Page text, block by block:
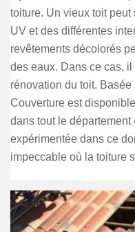
toiture. Un vieux toit
UV et des différentes
revêtements décolorés
des eaux. Dans ce cas,
rénovation du toit. Basée
Couverture est
dans tout le
expérimentée dans ce
impeccable où la toiture